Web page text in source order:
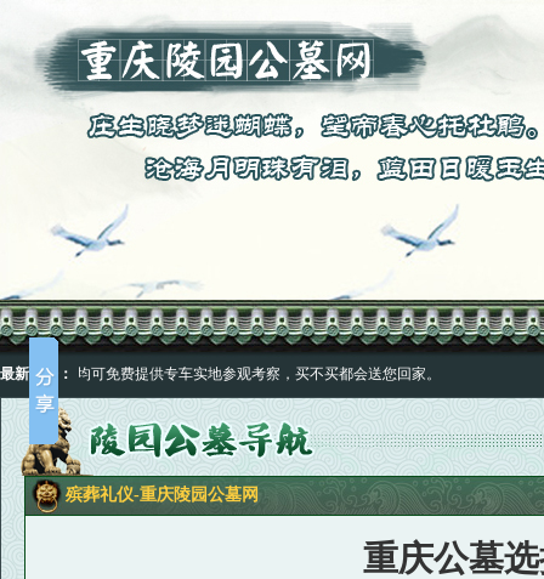
最新公告：
服热线均可免费提供专车实地参观考察，买不买都会送您回家。
服热线均可免费提供专车实地参观考察，买不买都会送您回家。
殡葬礼仪-重庆陵园公墓网
重庆公墓